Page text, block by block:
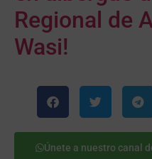
Regional de
Wasi!
Únete a nuestro canal